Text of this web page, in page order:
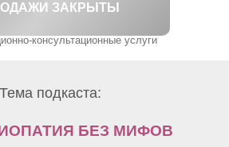
ЗАКРЫТЫ
консультационные услуги
БЕЗ МИФОВ
Тема подкаста: